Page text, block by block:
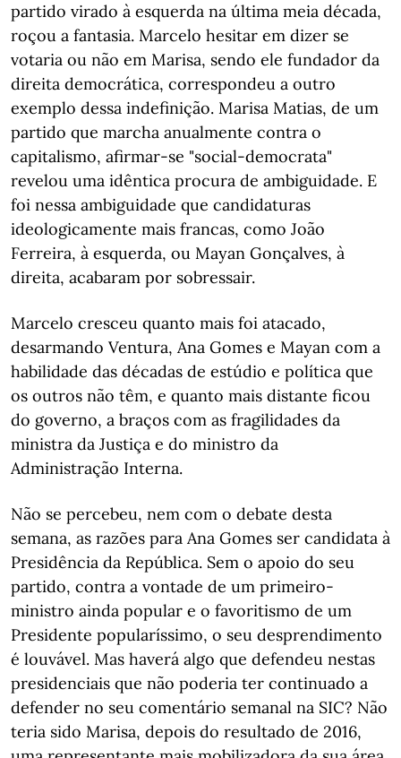
partido virado à esquerda na última meia década,
roçou a fantasia. Marcelo hesitar em dizer se
votaria ou não em Marisa, sendo ele fundador da
direita democrática, correspondeu a outro
exemplo dessa indefinição. Marisa Matias, de um
partido que marcha anualmente contra o
capitalismo, afirmar-se "social-democrata"
revelou uma idêntica procura de ambiguidade. E
foi nessa ambiguidade que candidaturas
ideologicamente mais francas, como João
Ferreira, à esquerda, ou Mayan Gonçalves, à
direita, acabaram por sobressair.
Marcelo cresceu quanto mais foi atacado,
desarmando Ventura, Ana Gomes e Mayan com a
habilidade das décadas de estúdio e política que
os outros não têm, e quanto mais distante ficou
do governo, a braços com as fragilidades da
ministra da Justiça e do ministro da
Administração Interna.
Não se percebeu, nem com o debate desta
semana, as razões para Ana Gomes ser candidata à
Presidência da República. Sem o apoio do seu
partido, contra a vontade de um primeiro-
ministro ainda popular e o favoritismo de um
Presidente popularíssimo, o seu desprendimento
é louvável. Mas haverá algo que defendeu nestas
presidenciais que não poderia ter continuado a
defender no seu comentário semanal na SIC? Não
teria sido Marisa, depois do resultado de 2016,